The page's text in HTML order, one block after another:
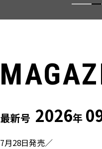
最新号 2026年
7月28日発売／